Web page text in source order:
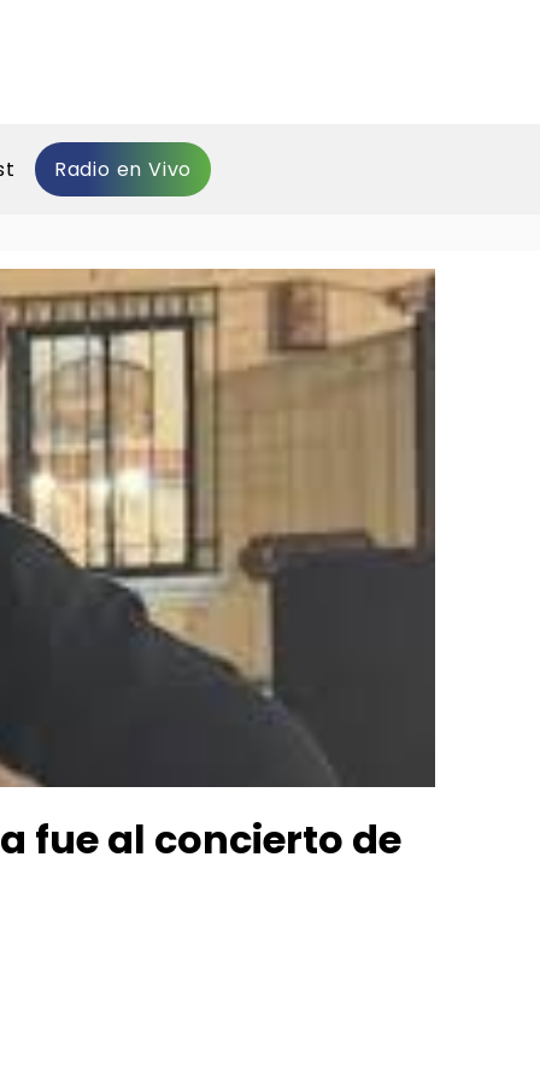
Radio en Vivo
fue al concierto de